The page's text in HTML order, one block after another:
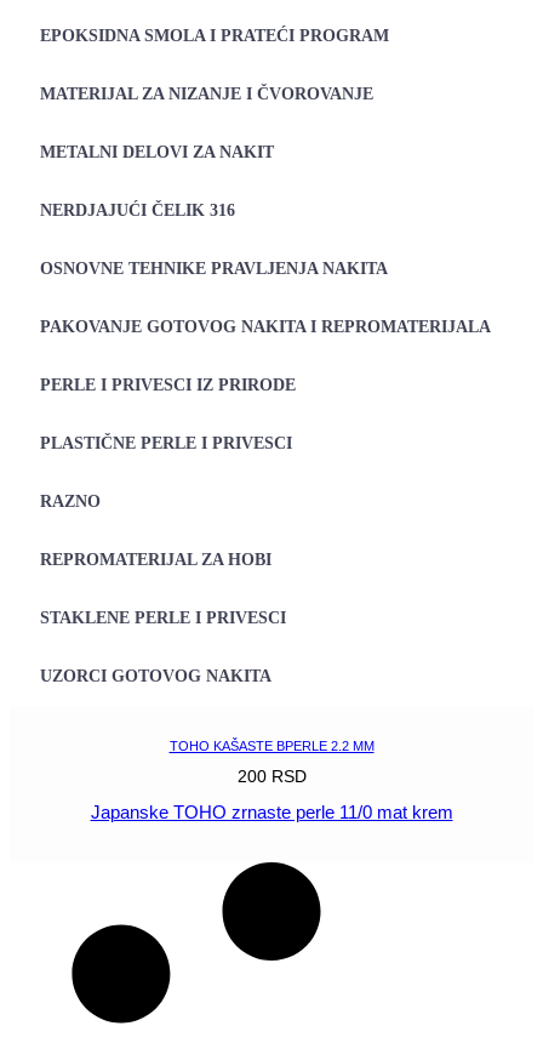
EPOKSIDNA SMOLA I PRATEĆI PROGRAM
MATERIJAL ZA NIZANJE I ČVOROVANJE
METALNI DELOVI ZA NAKIT
NERDJAJUĆI ČELIK 316
OSNOVNE TEHNIKE PRAVLJENJA NAKITA
PAKOVANJE GOTOVOG NAKITA I REPROMATERIJALA
PERLE I PRIVESCI IZ PRIRODE
PLASTIČNE PERLE I PRIVESCI
RAZNO
REPROMATERIJAL ZA HOBI
STAKLENE PERLE I PRIVESCI
UZORCI GOTOVOG NAKITA
TOHO KAŠASTE BPERLE 2.2 MM
200 RSD
Japanske TOHO zrnaste perle 11/0 mat krem